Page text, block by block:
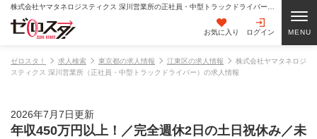
お気に入り ログイン
ゼロスタ！ 求人検索 東京都の求人情報 江東区の求人情報
株式会社ヤマタネロジ
スティクス 深川営業所（正社員・中型トラックドライバー）の求人情報
2026年7月7日更新
年収450万円以上！／完全週休2日の土日祝休み／未